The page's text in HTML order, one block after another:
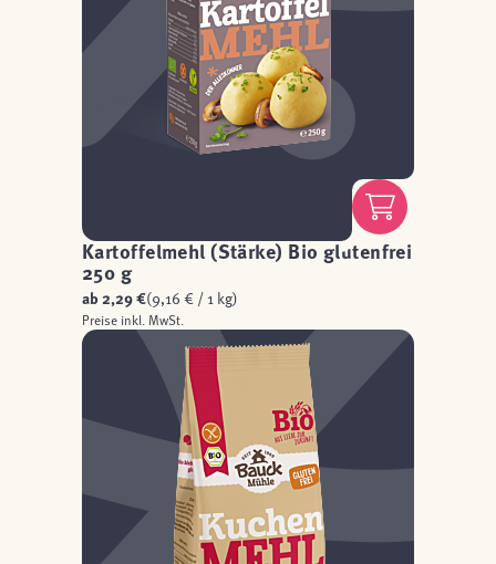
Kartoffelmehl (Stärke) Bio glutenfrei
250 g
ab 2,29 €(9,16 € / 1 kg)
Preise inkl. MwSt.